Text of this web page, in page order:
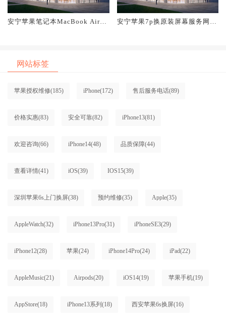
安宁苹果笔记本MacBook Air换
安宁苹果7p换原装屏幕服务网点
网站标签
苹果授权维修(185) iPhone(172) 售后服务电话(89)
价格实惠(83) 安全可靠(82) iPhone13(81)
欢迎咨询(66) iPhone14(48) 品质保障(44)
查看详情(41) iOS(39) IOS15(39)
深圳苹果6s上门换屏(38) 预约维修(35) Apple(35)
AppleWatch(32) iPhone13Pro(31) iPhoneSE3(29)
iPhone12(28) 苹果(24) iPhone14Pro(24) iPad(22)
AppleMusic(21) Airpods(20) iOS14(19) 苹果手机(19)
AppStore(18) iPhone13系列 (18) 西安苹果6s换屏(16)